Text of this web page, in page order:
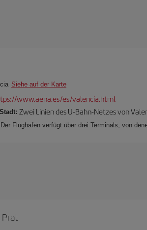
Siehe auf der Karte
www.aena.es/es/valencia.html
Zwei Linien des U-Bahn-Netzes von
Der Flughafen verfügt über drei Terminals, von